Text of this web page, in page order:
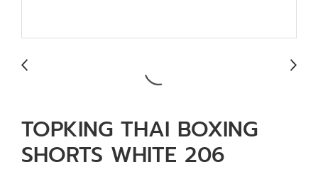
TOPKING THAI BOXING
SHORTS WHITE 206